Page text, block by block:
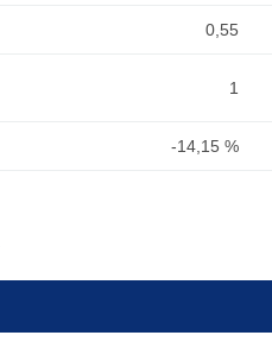
0,55
1
-14,15 %